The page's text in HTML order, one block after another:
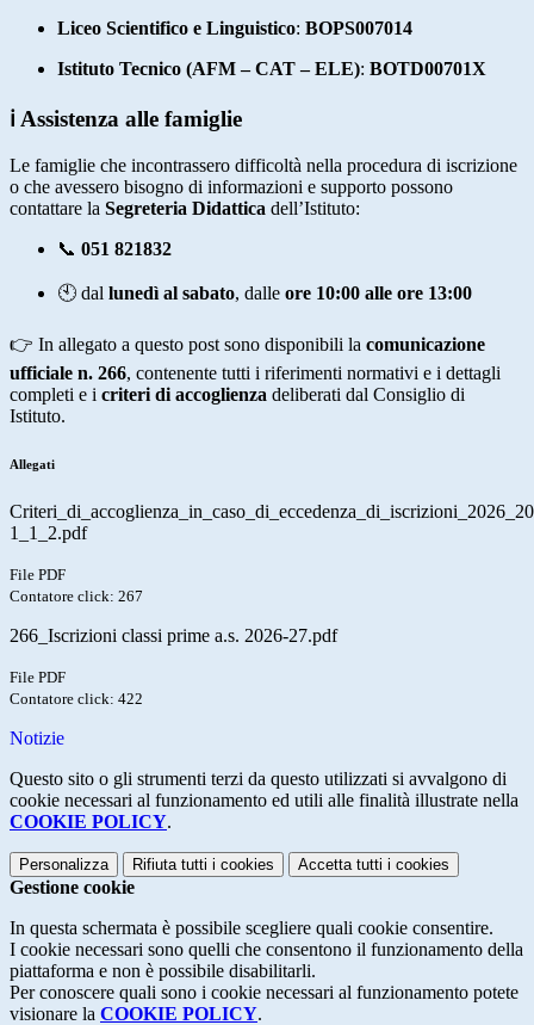
Liceo Scientifico e Linguistico: BOPS007014
Istituto Tecnico (AFM – CAT – ELE): BOTD00701X
ℹ️ Assistenza alle famiglie
Le famiglie che incontrassero difficoltà nella procedura di iscrizione
o che avessero bisogno di informazioni e supporto possono
contattare la Segreteria Didattica dell’Istituto:
📞 051 821832
🕙 dal lunedì al sabato, dalle ore 10:00 alle ore 13:00
👉 In allegato a questo post sono disponibili la comunicazione
ufficiale n. 266, contenente tutti i riferimenti normativi e i dettagli
completi e i criteri di accoglienza deliberati dal Consiglio di
Istituto.
Allegati
1_1_2.pdf
File PDF
Contatore click: 267
266_Iscrizioni classi prime a.s. 2026-27.pdf
File PDF
Contatore click: 422
Notizie
Questo sito o gli strumenti terzi da questo utilizzati si avvalgono di
cookie necessari al funzionamento ed utili alle finalità illustrate nella
COOKIE POLICY.
Personalizza Rifiuta tutti i cookies Accetta tutti i cookies
Gestione cookie
In questa schermata è possibile scegliere quali cookie consentire.
I cookie necessari sono quelli che consentono il funzionamento della
piattaforma e non è possibile disabilitarli.
Per conoscere quali sono i cookie necessari al funzionamento potete
visionare la COOKIE POLICY.